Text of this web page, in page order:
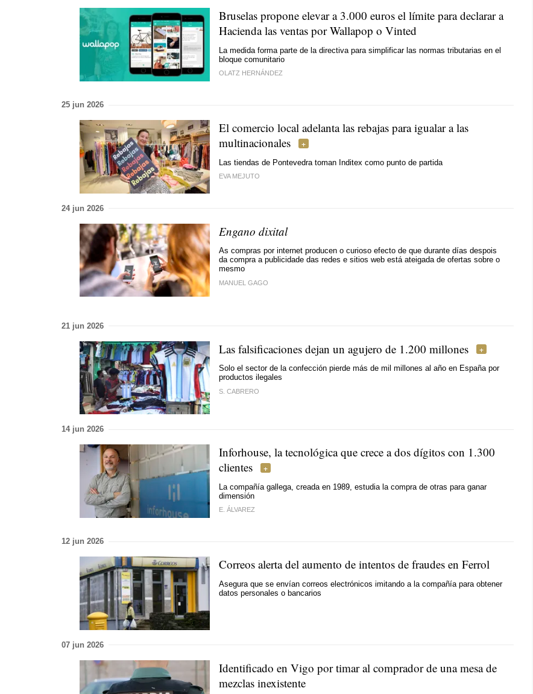
Bruselas propone elevar a 3.000 euros el límite para declarar a
Hacienda las ventas por Wallapop o Vinted
La medida forma parte de la directiva para simplificar las normas tributarias en el
bloque comunitario
OLATZ HERNÁNDEZ
25 jun 2026
El comercio local adelanta las rebajas para igualar a las
multinacionales
Las tiendas de Pontevedra toman Inditex como punto de partida
EVA MEJUTO
24 jun 2026
Engano dixital
As compras por internet producen o curioso efecto de que durante días despois
da compra a publicidade das redes e sitios web está ateigada de ofertas sobre o
mesmo
MANUEL GAGO
21 jun 2026
Las falsificaciones dejan un agujero de 1.200 millones
Solo el sector de la confección pierde más de mil millones al año en España por
productos ilegales
S. CABRERO
14 jun 2026
Inforhouse, la tecnológica que crece a dos dígitos con 1.300
clientes
La compañía gallega, creada en 1989, estudia la compra de otras para ganar
dimensión
E. ÁLVAREZ
12 jun 2026
Correos alerta del aumento de intentos de fraudes en Ferrol
Asegura que se envían correos electrónicos imitando a la compañía para obtener
datos personales o bancarios
07 jun 2026
Identificado en Vigo por timar al comprador de una mesa de
mezclas inexistente